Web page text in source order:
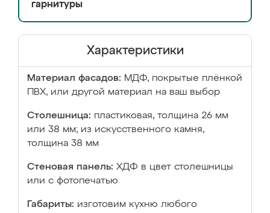
гарнитуры
Характеристики
Материал фасадов: МДФ, покрытые плёнкой
ПВХ, или другой материал на ваш выбор
Столешница: пластиковая, толщина 26 мм
или 38 мм; из искусственного камня,
толщина 38 мм
Стеновая панель: ХДФ в цвет столешницы
или с фотопечатью
Габариты: изготовим кухню любого